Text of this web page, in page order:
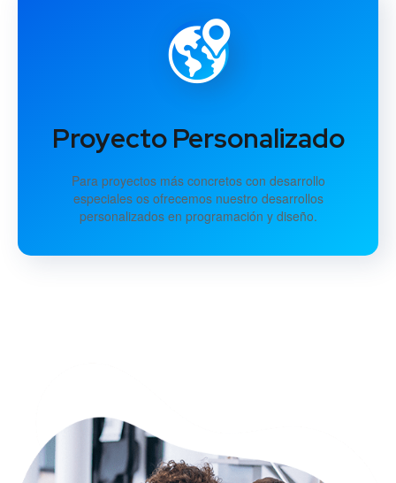
Proyecto Personalizado
Para proyectos más concretos con desarrollo
especiales os ofrecemos nuestro desarrollos
personalizados en programación y diseño.